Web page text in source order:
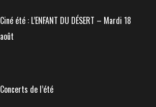
Ciné été : L’ENFANT DU DÉSERT – Mardi 18
août
Concerts de l’été